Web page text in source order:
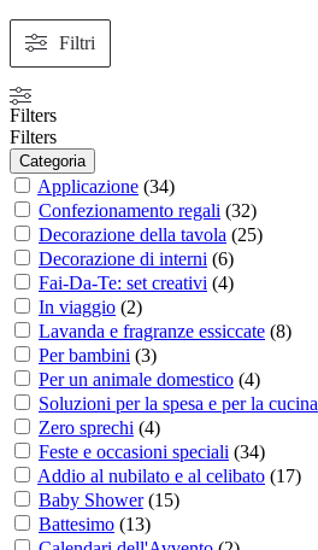
Filtri
Filters
Filters
Categoria
Applicazione (34)
Confezionamento regali (32)
Decorazione della tavola (25)
Decorazione di interni (6)
Fai-Da-Te: set creativi (4)
In viaggio (2)
Lavanda e fragranze essiccate (8)
Per bambini (3)
Per un animale domestico (4)
Soluzioni per la spesa e per la cucina
Zero sprechi (4)
Feste e occasioni speciali (34)
Addio al nubilato e al celibato (17)
Baby Shower (15)
Battesimo (13)